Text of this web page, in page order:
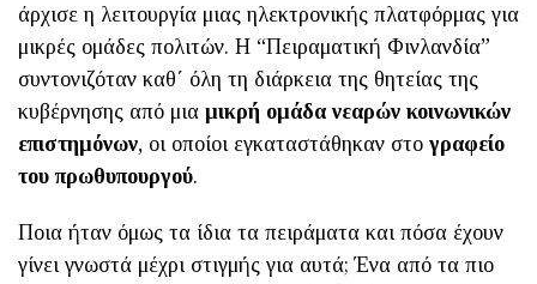
άρχισε η λειτουργία μιας ηλεκτρονικής πλατφόρμας για
μικρές ομάδες πολιτών. Η “Πειραματική Φινλανδία”
συντονιζόταν καθ΄ όλη τη διάρκεια της θητείας της
κυβέρνησης από μια μικρή ομάδα νεαρών κοινωνικών
επιστημόνων, οι οποίοι εγκαταστάθηκαν στο γραφείο
του πρωθυπουργού.
Ποια ήταν όμως τα ίδια τα πειράματα και πόσα έχουν
γίνει γνωστά μέχρι στιγμής για αυτά; Ένα από τα πιο